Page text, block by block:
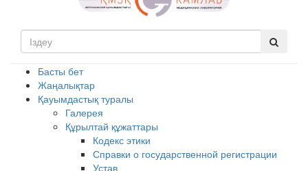
Басты бет
Жаңалықтар
Қауымдастық туралы
Галерея
Құрылтай құжаттары
Кодекс этики
Справки о государственной регистрации
Устав